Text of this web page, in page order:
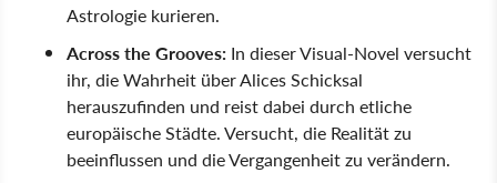
Astrologie kurieren.
Across the Grooves: In dieser Visual-Novel versucht
ihr, die Wahrheit über Alices Schicksal
herauszufinden und reist dabei durch etliche
europäische Städte. Versucht, die Realität zu
beeinflussen und die Vergangenheit zu verändern.